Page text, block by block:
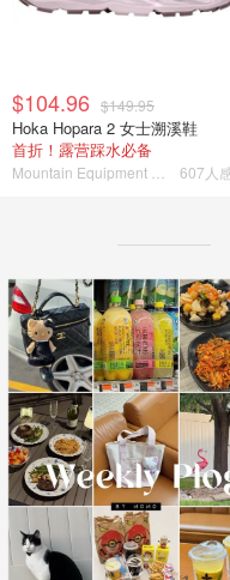
$104.96 $149.95
Hoka Hopara 2 女士溯溪鞋
首折！露营踩水必备
607人